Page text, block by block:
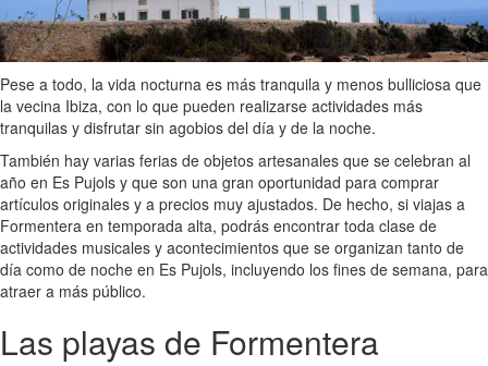
Pese a todo, la vida nocturna es más tranquila y menos bulliciosa que
la vecina Ibiza, con lo que pueden realizarse actividades más
tranquilas y disfrutar sin agobios del día y de la noche.
También hay varias ferias de objetos artesanales que se celebran al
año en Es Pujols y que son una gran oportunidad para comprar
artículos originales y a precios muy ajustados. De hecho, si viajas a
Formentera en temporada alta, podrás encontrar toda clase de
actividades musicales y acontecimientos que se organizan tanto de
día como de noche en Es Pujols, incluyendo los fines de semana, para
atraer a más público.
Las playas de Formentera